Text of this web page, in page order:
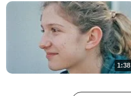
1:38